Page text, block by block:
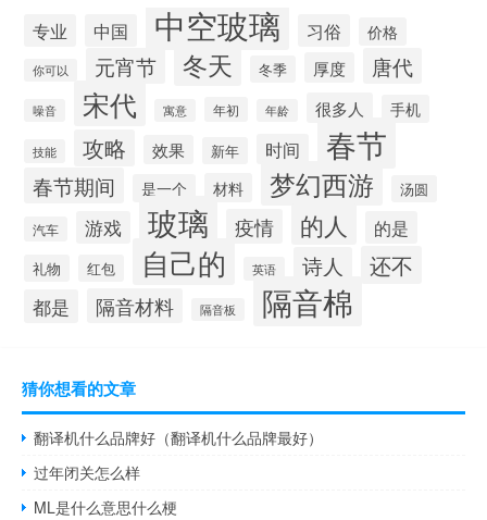
专业 中国 中空玻璃 习俗 价格
你可以 元宵节 冬天 冬季 厚度 唐代
噪音 宋代 寓意 年初 年龄 很多人 手机
技能 攻略 效果 新年 时间 春节
春节期间 是一个 材料 梦幻西游 汤圆
汽车 游戏 玻璃 疫情 的人 的是
礼物 红包 自己的 英语 诗人 还不
都是 隔音材料 隔音板 隔音棉
猜你想看的文章
翻译机什么品牌好（翻译机什么品牌最好）
过年闭关怎么样
ML是什么意思什么梗